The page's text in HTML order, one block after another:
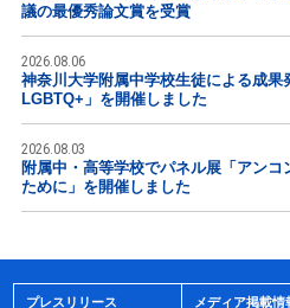
議の最優秀論文賞を受賞
2026.08.06
神奈川大学附属中学校生徒による成果
LGBTQ+」を開催しました
2026.08.03
附属中・高等学校でパネル展「アン
ために」を開催しました
プレスリリース メディア掲載情